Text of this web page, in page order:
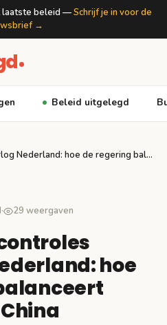
laatste beleid —Schrijf je in voor de
→
Beleid uitgelegd
ASML exportcontroles chipoorlog Nederland: hoe de regering balanceert…
· 29 weergaven
hoe